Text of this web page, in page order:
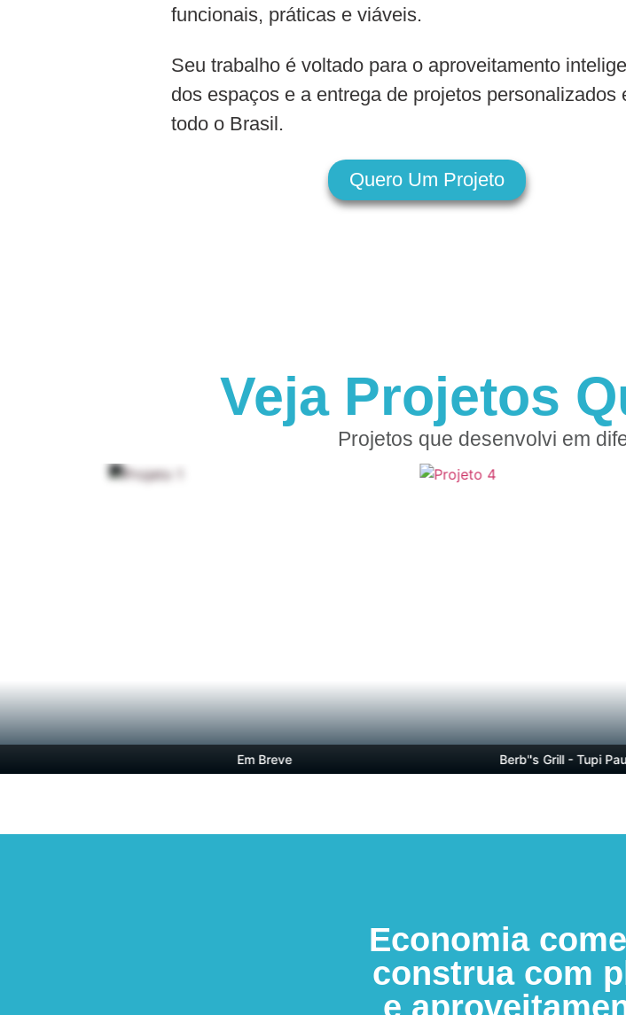
funcionais, práticas e viáveis.
Seu trabalho é voltado para o aproveitamento
dos espaços e a entrega de projetos personalizados
todo o Brasil.
Quero Um Projeto
Veja Projetos
Projetos que desenvolvi em
Em Breve Berb''s Grill - Tupi
Economia
construa com
e